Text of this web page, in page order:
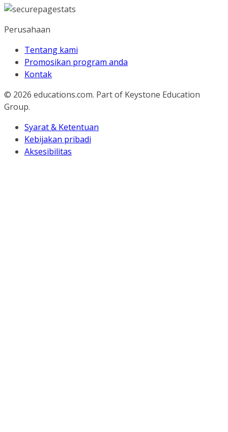
Perusahaan
Tentang kami
Promosikan program anda
Kontak
© 2026 educations.com. Part of Keystone Education
Group.
Syarat & Ketentuan
Kebijakan pribadi
Aksesibilitas